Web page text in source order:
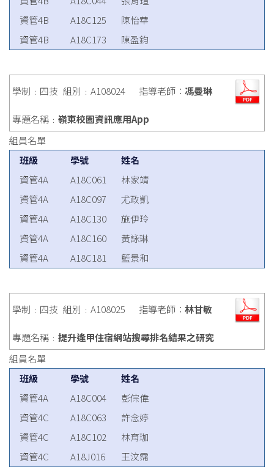
資管4B
A18C125
陳怡華
資管4B
A18C173 陳盈鈞
學制﹕四技 組別﹕A108024 指導老師： 馮曼琳
專題名稱﹕ 嶺東校園資訊應用App
組員名單
班級
學號
姓名
資管4A
A18C061
林家靖
資管4A
A18C097
尤政凱
資管4A
A18C130
施伊玲
資管4A
A18C160
黃詠琳
資管4A
A18C181 籃景和
學制﹕四技 組別﹕A108025 指導老師： 林甘敏
專題名稱﹕ 提升逢甲住宿網站搜尋排名結果之研究
組員名單
班級
學號
姓名
資管4A
A18C004
彭倧偉
資管4C
A18C063
許念婷
資管4C
A18C102
林育珈
資管4C
A18J016 王汶霈